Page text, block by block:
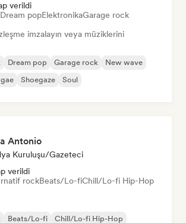
verildi
Dream popElektronikaGarage rock
imzalayın veya müziklerini
Dream pop Garage rock
New wave
Shoegaze Soul
Antonio
Kuruluşu/Gazeteci
verildi
rockBeats/Lo-fiChill/Lo-fi Hip-Hop
Beats/Lo-fi
Chill/Lo-fi Hip-Hop